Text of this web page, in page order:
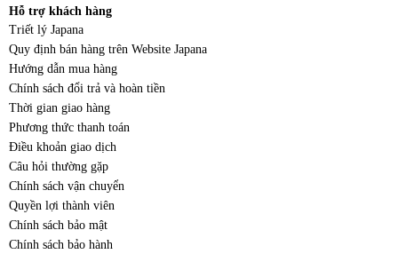
Hỗ trợ khách hàng
Triết lý Japana
Quy định bán hàng trên Website Japana
Hướng dẫn mua hàng
Chính sách đổi trả và hoàn tiền
Thời gian giao hàng
Phương thức thanh toán
Điều khoản giao dịch
Câu hỏi thường gặp
Chính sách vận chuyển
Quyền lợi thành viên
Chính sách bảo mật
Chính sách bảo hành